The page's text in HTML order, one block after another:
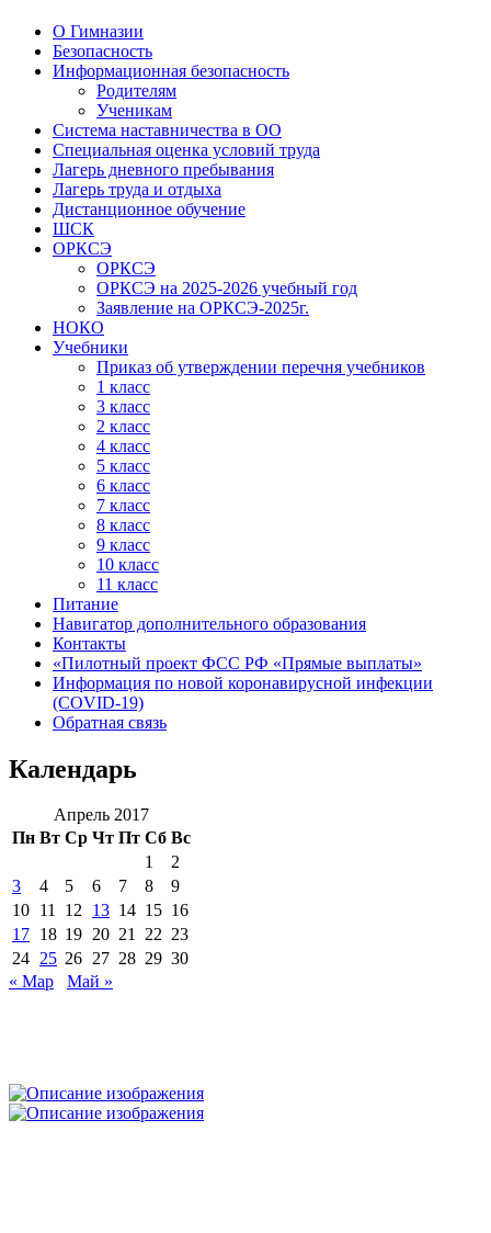
О Гимназии
Безопасность
Информационная безопасность
Родителям
Ученикам
Система наставничества в ОО
Специальная оценка условий труда
Лагерь дневного пребывания
Лагерь труда и отдыха
Дистанционное обучение
ШСК
ОРКСЭ
ОРКСЭ
ОРКСЭ на 2025-2026 учебный год
Заявление на ОРКСЭ-2025г.
НОКО
Учебники
Приказ об утверждении перечня учебников
1 класс
3 класс
2 класс
4 класс
5 класс
6 класс
7 класс
8 класс
9 класс
10 класс
11 класс
Питание
Навигатор дополнительного образования
Контакты
«Пилотный проект ФСС РФ «Прямые выплаты»
Информация по новой коронавирусной инфекции
(COVID-19)
Обратная связь
Календарь
Апрель 2017
Пн Вт Ср Чт Пт Сб Вс
1
2
3
4 5 6 7 8
9
10 11 12 13 14 15 16
17 18 19 20 21 22 23
24 25 26 27 28 29 30
« Мар
Май »